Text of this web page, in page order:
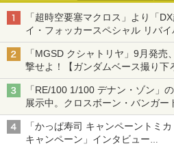
「超時空要塞マクロス」より「
イ・フォッカースペシャル リバイ
「MGSD クシャトリヤ」9月発
撃せよ！【ガンダムベース撮り下
「RE/100 1/100 デナン・ゾン」
展示中。クロスボーン・バンガー
【ガンダムベース撮り下ろし】
「かっぱ寿司 キャンペーントミ
キャンペーン」インタビュー